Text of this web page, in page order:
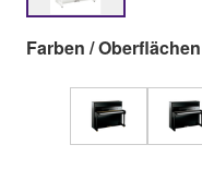
Farben / Oberflächen